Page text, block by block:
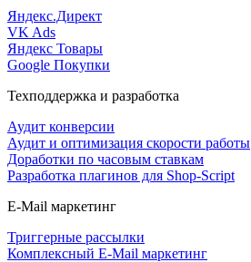
Яндекс.Директ
VK Ads
Яндекс Товары
Google Покупки
Техподдержка и разработка
Аудит конверсии
Аудит и оптимизация скорости работы
Доработки по часовым ставкам
Разработка плагинов для Shop-Script
E-Mail маркетинг
Триггерные рассылки
Комплексный E-Mail маркетинг